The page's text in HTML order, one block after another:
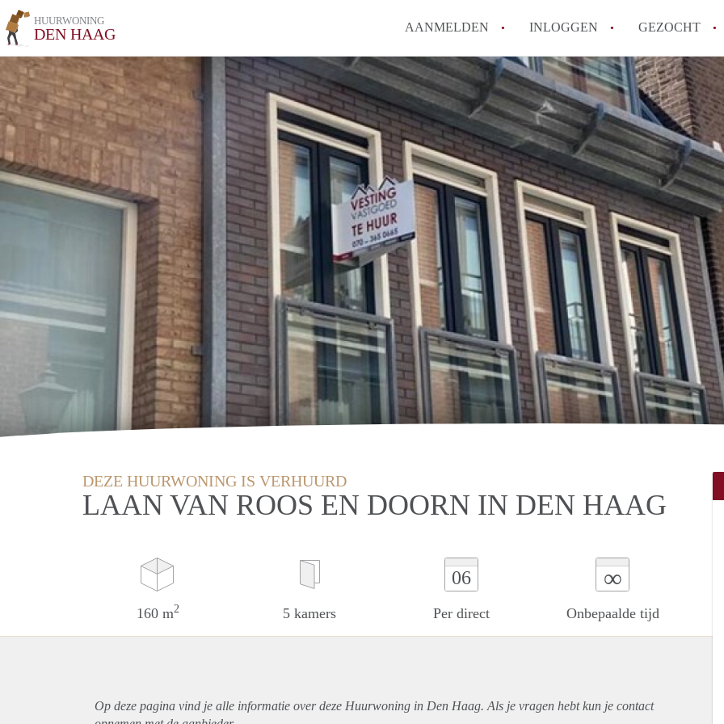
HUURWONING
DEN HAAG AANMELDEN INLOGGEN GEZOCHT
DEZE HUURWONING IS VERHUURD
LAAN VAN ROOS EN DOORN IN DEN HAAG
160 m2 5 kamers
06
Per direct
∞
Onbepaalde tijd
Op deze pagina vind je alle informatie over deze Huurwoning in Den Haag. Als je vragen hebt kun je contact